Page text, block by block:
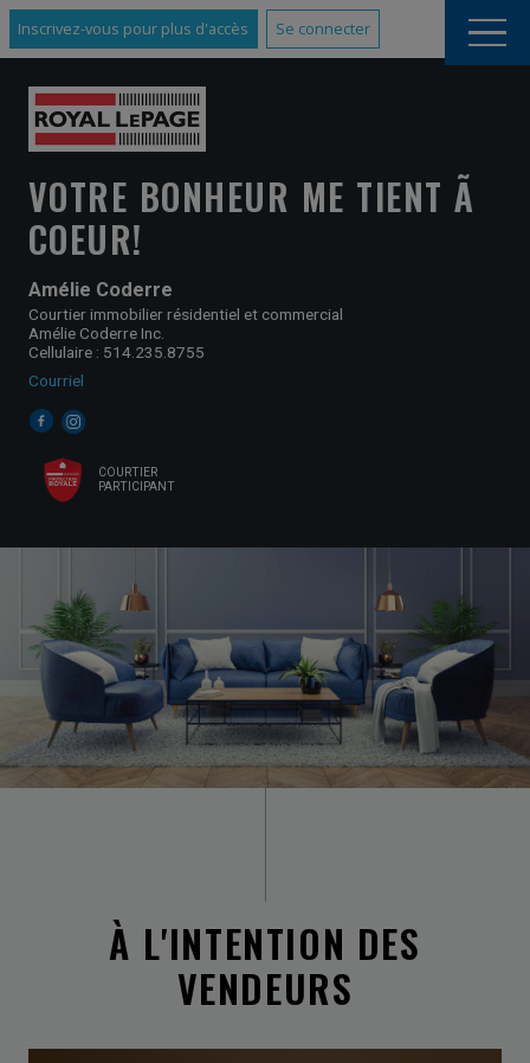
Inscrivez-vous pour plus d'accès Se connecter
Amélie Coderre
Courtier immobilier résidentiel et commercial
Amélie Coderre Inc.
Cellulaire : 514.235.8755
Courriel
COURTIER
PARTICIPANT
VOTRE BONHEUR ME TIENT Ã
COEUR!
À L'INTENTION DES
VENDEURS